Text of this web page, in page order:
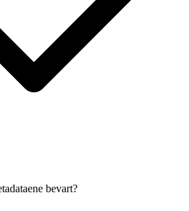
bevart?